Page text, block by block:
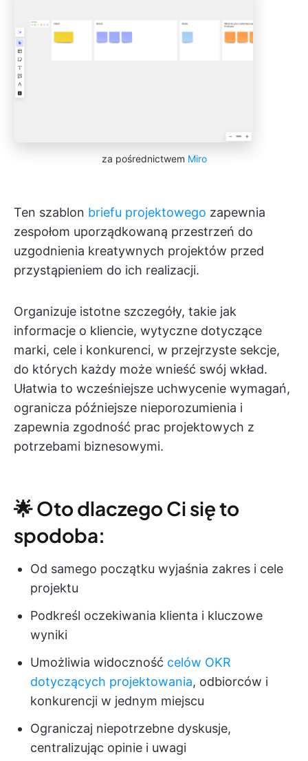
za pośrednictwem Miro
Ten szablon briefu projektowego zapewnia
zespołom uporządkowaną przestrzeń do
uzgodnienia kreatywnych projektów przed
przystąpieniem do ich realizacji.
Organizuje istotne szczegóły, takie jak
informacje o kliencie, wytyczne dotyczące
marki, cele i konkurenci, w przejrzyste sekcje,
do których każdy może wnieść swój wkład.
Ułatwia to wcześniejsze uchwycenie wymagań,
ogranicza późniejsze nieporozumienia i
zapewnia zgodność prac projektowych z
potrzebami biznesowymi.
🌟 Oto dlaczego Ci się to
spodoba:
Od samego początku wyjaśnia zakres i cele
projektu
Podkreśl oczekiwania klienta i kluczowe
wyniki
Umożliwia widoczność celów OKR
dotyczących projektowania, odbiorców i
konkurencji w jednym miejscu
Ograniczaj niepotrzebne dyskusje,
centralizując opinie i uwagi